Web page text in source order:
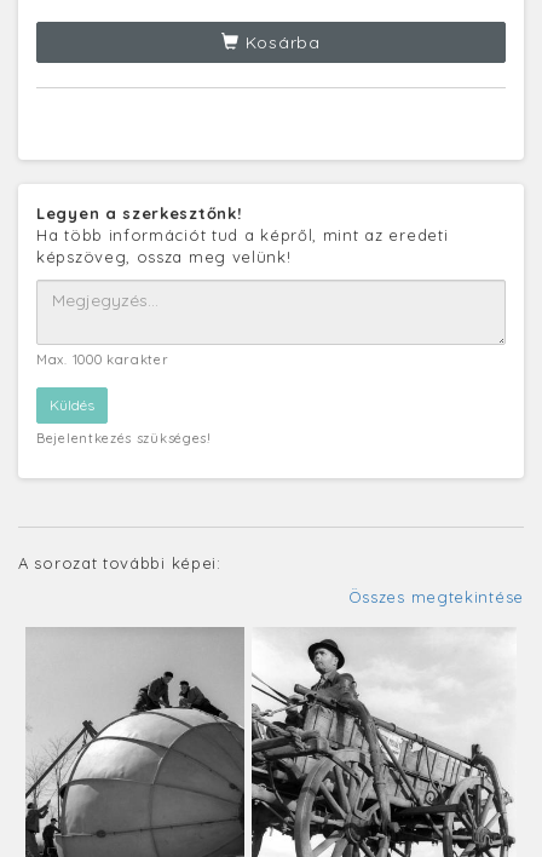
Kosárba
Legyen a szerkesztőnk!
Ha több információt tud a képről, mint az eredeti
képszöveg, ossza meg velünk!
Max. 1000 karakter
Bejelentkezés szükséges!
A sorozat további képei:
Összes megtekintése